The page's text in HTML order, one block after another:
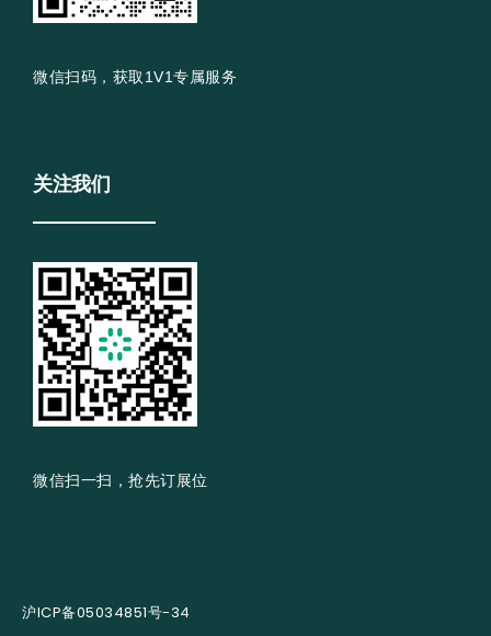
微信扫码，获取1V1专属服务
关注我们
微信扫一扫，抢先订展位
沪ICP备05034851号-34